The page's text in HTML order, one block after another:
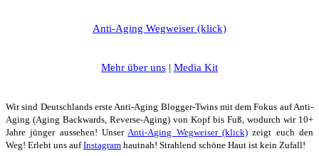
Anti-Aging Wegweiser (klick)
Mehr über uns | Media Kit
Wir sind Deutschlands erste Anti-Aging Blogger-Twins mit dem Fokus auf Anti-
Aging (Aging Backwards, Reverse-Aging) von Kopf bis Fuß, wodurch wir 10+
Jahre jünger aussehen! UnserAnti-Aging Wegweiser (klick) zeigt euch den
Weg! Erlebt uns aufInstagram hautnah! Strahlend schöne Haut ist kein Zufall!